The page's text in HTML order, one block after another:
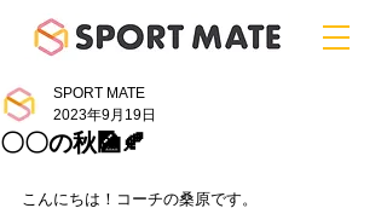
〇〇の秋🎑🍂
SPORT MATE
2023年9月19日
こんにちは！コーチの桑原です。